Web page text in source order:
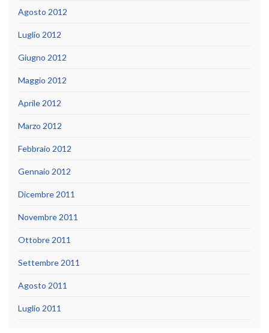
Agosto 2012
Luglio 2012
Giugno 2012
Maggio 2012
Aprile 2012
Marzo 2012
Febbraio 2012
Gennaio 2012
Dicembre 2011
Novembre 2011
Ottobre 2011
Settembre 2011
Agosto 2011
Luglio 2011